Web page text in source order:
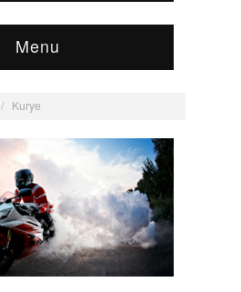
Menu
/ Kurye